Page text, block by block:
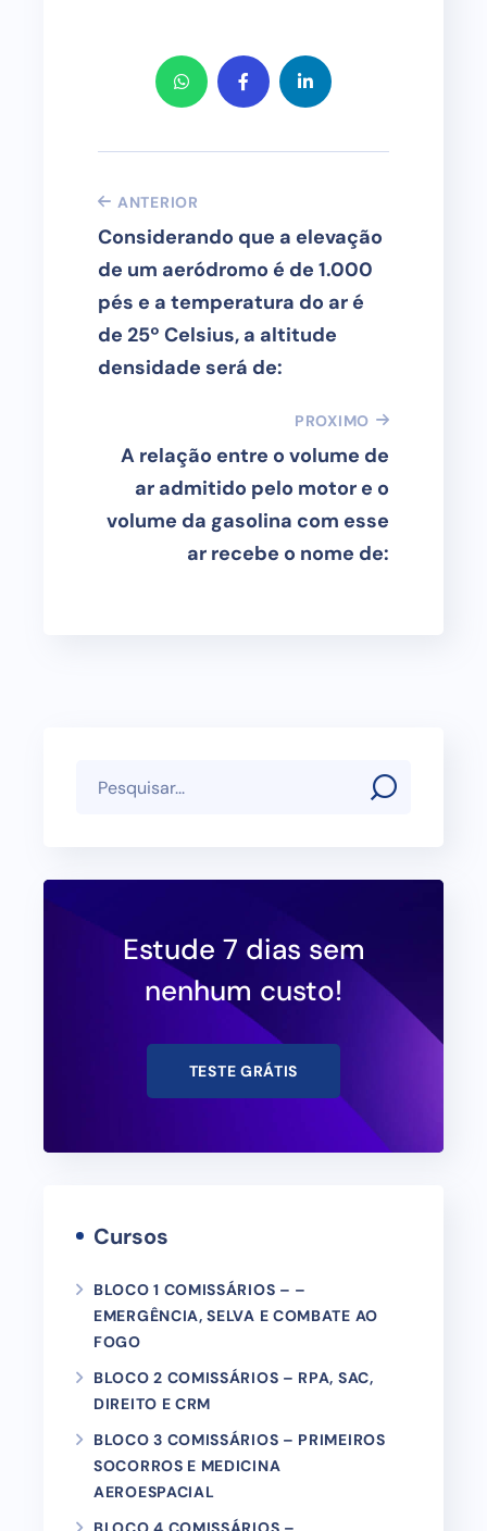
ANTERIOR
Considerando que a elevação
de um aeródromo é de 1.000
pés e a temperatura do ar é
de 25º Celsius, a altitude
densidade será de:
PROXIMO
A relação entre o volume de
ar admitido pelo motor e o
volume da gasolina com esse
ar recebe o nome de:
Estude 7 dias sem
nenhum custo!
TESTE GRÁTIS
Cursos
BLOCO 1 COMISSÁRIOS – –
EMERGÊNCIA, SELVA E COMBATE AO
FOGO
BLOCO 2 COMISSÁRIOS – RPA, SAC,
DIREITO E CRM
BLOCO 3 COMISSÁRIOS – PRIMEIROS
SOCORROS E MEDICINA
AEROESPACIAL